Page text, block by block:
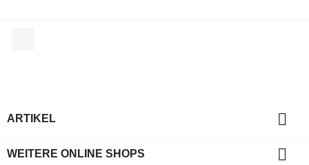
ARTIKEL 
WEITERE ONLINE SHOPS 